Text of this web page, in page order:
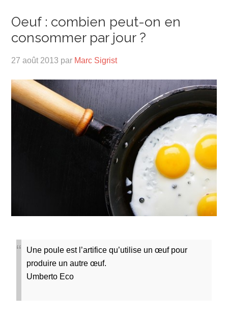
Oeuf : combien peut-on en
consommer par jour ?
27 août 2013 par Marc Sigrist
Une poule est l’artifice qu’utilise un œuf pour
produire un autre œuf.
Umberto Eco